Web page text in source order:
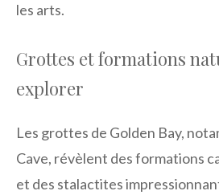
les arts.
Grottes et formations
explorer
Les grottes de Golden Bay,
Cave, révèlent des formations
et des stalactites